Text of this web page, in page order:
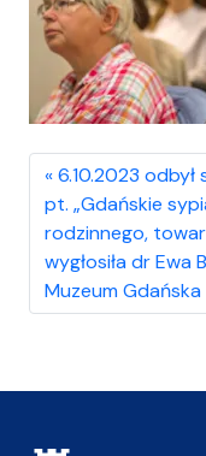
6.10.2023 odbył
pt. „Gdańskie
rodzinnego,
wygłosiła dr Ewa
Muzeum Gdańska